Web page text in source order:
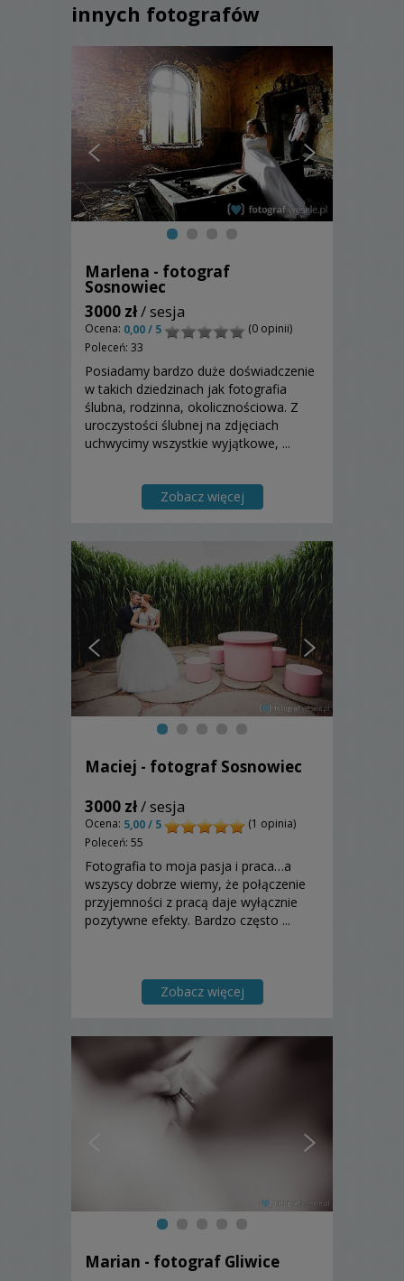
innych fotografów
Marlena - fotograf
Sosnowiec
3000 zł/ sesja
Ocena: 0,00 / 5
(0 opinii)
Poleceń: 33
Posiadamy bardzo duże doświadczenie
w takich dziedzinach jak fotografia
ślubna, rodzinna, okolicznościowa. Z
uroczystości ślubnej na zdjęciach
uchwycimy wszystkie wyjątkowe, ...
Zobacz więcej
Maciej - fotograf Sosnowiec
3000 zł/ sesja
Ocena: 5,00 / 5
(1 opinia)
Poleceń: 55
Fotografia to moja pasja i praca…a
wszyscy dobrze wiemy, że połączenie
przyjemności z pracą daje wyłącznie
pozytywne efekty. Bardzo często ...
Zobacz więcej
Marian - fotograf Gliwice